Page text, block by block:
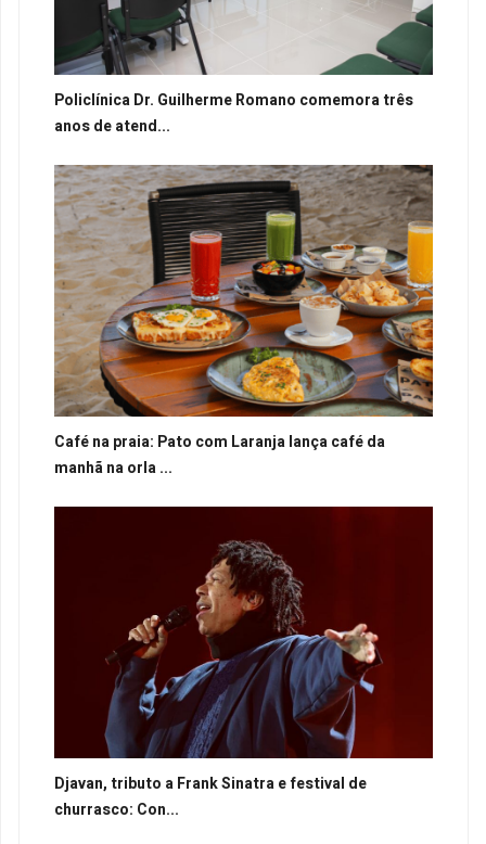
Policlínica Dr. Guilherme Romano comemora três
anos de atend...
Café na praia: Pato com Laranja lança café da
manhã na orla ...
Djavan, tributo a Frank Sinatra e festival de
churrasco: Con...